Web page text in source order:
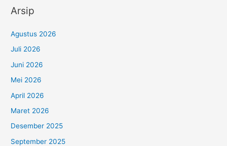
Arsip
Agustus 2026
Juli 2026
Juni 2026
Mei 2026
April 2026
Maret 2026
Desember 2025
September 2025